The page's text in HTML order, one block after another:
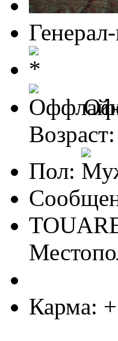
Пол:
Карма: